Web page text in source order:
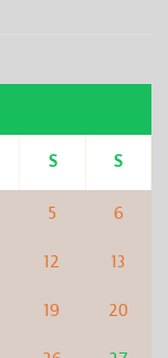
S S
5 6
12 13
19 20